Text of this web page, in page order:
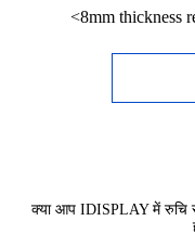
<8mm thickness
क्या आप IDISPLAY में रुचि